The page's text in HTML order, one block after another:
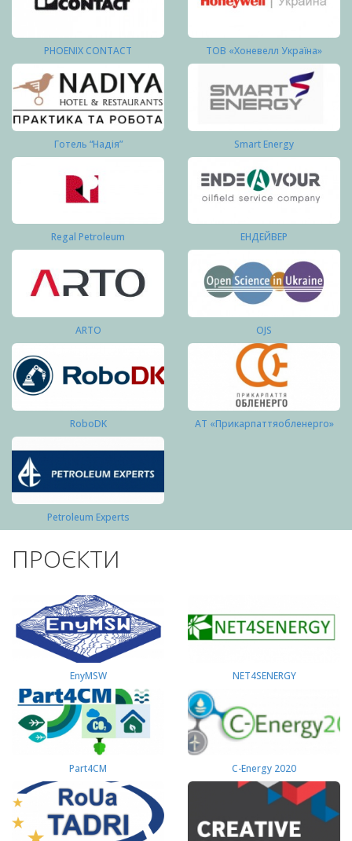
PHOENIX CONTACT ТОВ «Хоневелл Україна»
Готель “Надія” Smart Energy
Regal Petroleum ЕНДЕЙВЕР
ARTO OJS
RoboDK АТ «Прикарпаттяобленерго»
Petroleum Experts
ПРОЄКТИ
EnyMSW NET4SENERGY
Part4СМ C-Energy 2020